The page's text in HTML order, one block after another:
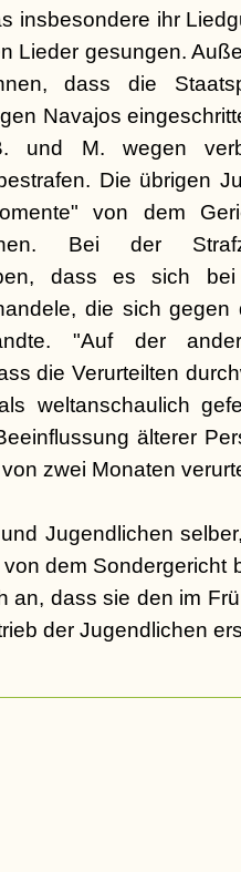
insbesondere ihr
Lieder gesungen.
dass die
Navajos
und M. wegen
Die übrigen
von dem
Bei der
dass es sich
die sich
"Auf der
die Verurteilten
weltanschaulich
älterer
zwei Monaten
Jugendlichen
dem Sondergericht
an, dass sie den im
der Jugendlichen